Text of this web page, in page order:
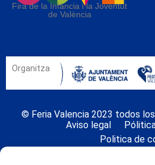
Fira de la Infància i la Joventut
de València
Organitza
© Feria Valencia 2023 todos
Aviso legal
Politica de